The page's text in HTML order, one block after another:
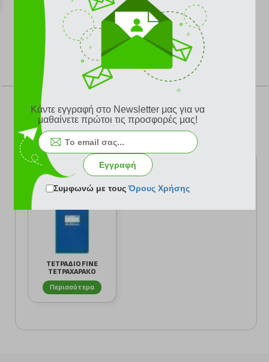
ΨΗΦΙΣΤΕ
Σύνολο Ψήφων: 0
Είδατε πρόσφατα
ΤΕΤΡΑΔΙΟ FINE
ΤΕΤΡΑΧΑΡΑΚΟ
17X25 50Φ
Περισσότερα
Κάντε εγγραφή στο Newsletter μας για να
μαθαίνετε πρώτοι τις προσφορές μας!
Εγγραφή
Συμφωνώ με τουςΌρους Χρήσης